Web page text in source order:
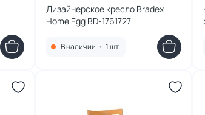
Дизайнерское кресло Bradex
Home Egg BD-1761727
В наличии • 1 шт.